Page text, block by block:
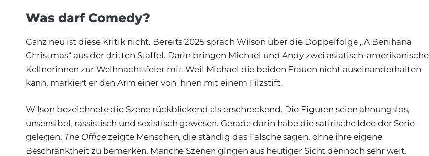
Was darf Comedy?
Ganz neu ist diese Kritik nicht. Bereits 2025 sprach Wilson über die Doppelfolge „A Benihana
Christmas“ aus der dritten Staffel. Darin bringen Michael und Andy zwei asiatisch-amerikanische
Kellnerinnen zur Weihnachtsfeier mit. Weil Michael die beiden Frauen nicht auseinanderhalten
kann, markiert er den Arm einer von ihnen mit einem Filzstift.
Wilson bezeichnete die Szene rückblickend als erschreckend. Die Figuren seien ahnungslos,
unsensibel, rassistisch und sexistisch gewesen. Gerade darin habe die satirische Idee der Serie
gelegen: The Office zeigte Menschen, die ständig das Falsche sagen, ohne ihre eigene
Beschränktheit zu bemerken. Manche Szenen gingen aus heutiger Sicht dennoch sehr weit.